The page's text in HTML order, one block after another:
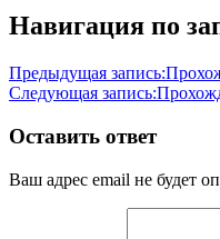
Навигация по
Предыдущая запись:
Следующая запись:
Оставить ответ
Ваш адрес email не будет